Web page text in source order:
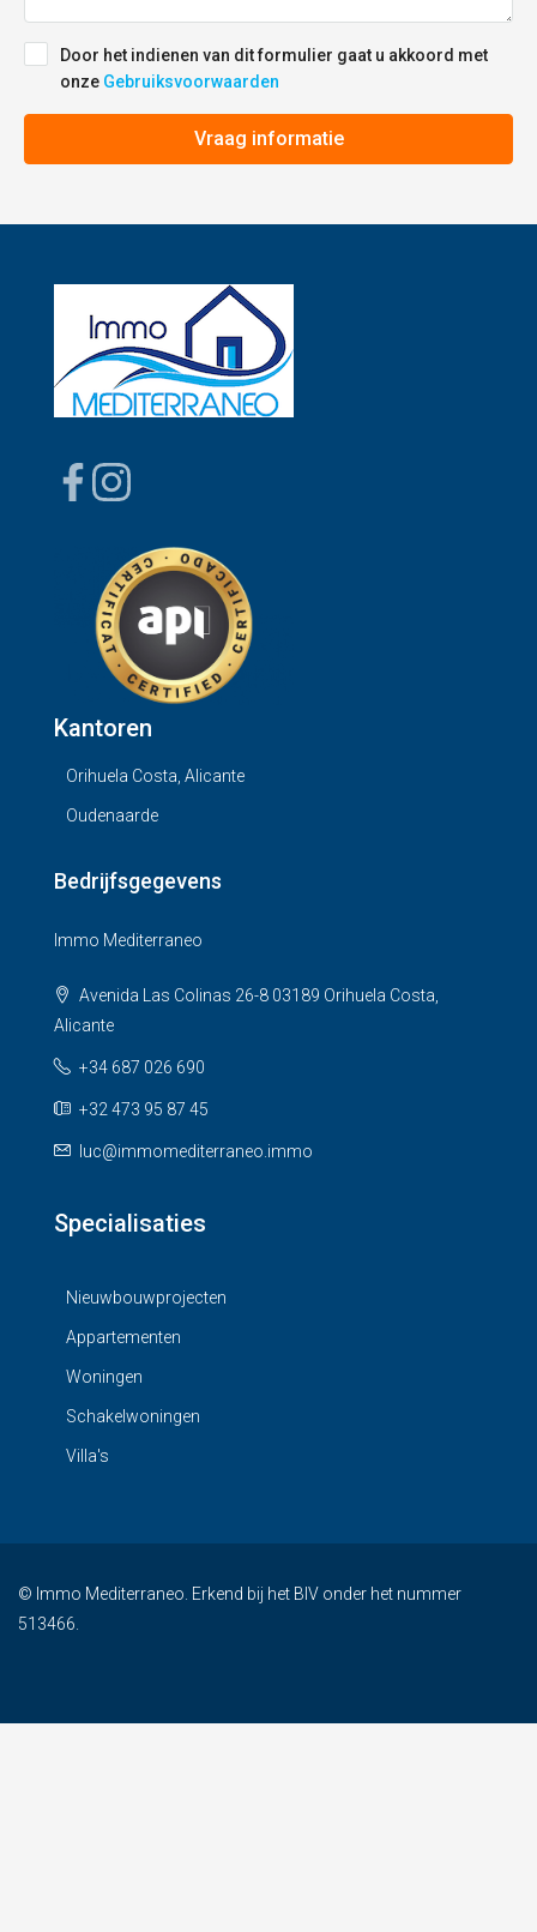
Door het indienen van dit formulier gaat u akkoord met
onze Gebruiksvoorwaarden
Vraag informatie
Kantoren
Orihuela Costa, Alicante
Oudenaarde
Bedrijfsgegevens
Immo Mediterraneo
Avenida Las Colinas 26-8 03189 Orihuela Costa,
Alicante
+34 687 026 690
+32 473 95 87 45
luc@immomediterraneo.immo
Specialisaties
Nieuwbouwprojecten
Appartementen
Woningen
Schakelwoningen
Villa's
© Immo Mediterraneo. Erkend bij het BIV onder het nummer
513466.